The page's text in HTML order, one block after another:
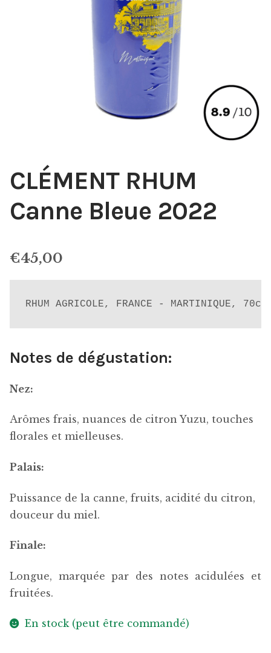
CLÉMENT RHUM
Canne Bleue 2022
€45,00
RHUM AGRICOLE, FRANCE - MARTINIQUE,
Notes de dégustation:
Nez:
Arômes frais, nuances de citron Yuzu, touches
florales et mielleuses.
Palais:
Puissance de la canne, fruits, acidité du citron,
douceur du miel.
Finale:
Longue, marquée par des notes acidulées et
fruitées.
En stock (peut être commandé)